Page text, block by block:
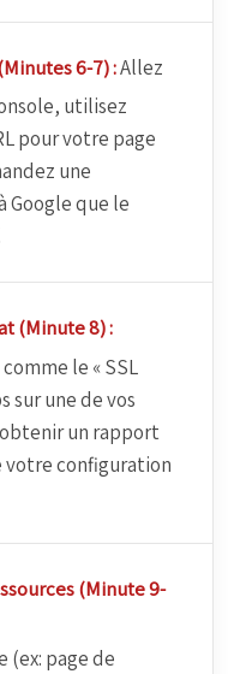
6-7) :Allez
utilisez
pour votre page
une
Google que le
(Minute 8) :
le « SSL
sur une de vos
un rapport
configuration
(Minute 9-
(ex: page de